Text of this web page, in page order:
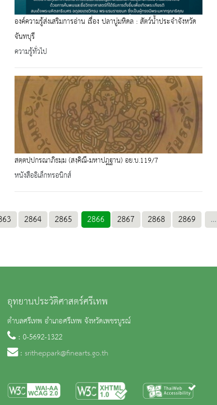
องค์ความรู้ส่งเสริมการอ่าน เรื่อง ปลาบู่มหิดล : สัตว์น้ำประจำจังหวัด
จันทบุรี
ความรู้ทั่วไป
สตฺตปฺปกรณาภิธมฺม (สงฺคิณี-มหาปฎฐาน) อย.บ.119/7
หนังสืออิเล็กทรอนิกส์
2864 2865 2866 2867 2868 2869 ...
อุทยานประวัติศาสตร์ศรีเทพ
ตำบลศรีเทพ อำเภอศรีเทพ จังหวัดเพชรบูรณ์
: 0-5692-1322
: sritheppark@finearts.go.th